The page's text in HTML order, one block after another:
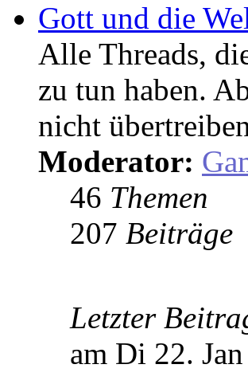
Gott und die
Alle Threads,
zu tun haben.
nicht
Moderator:
46 Themen
207 Beiträge
Letzter
am Di 22.